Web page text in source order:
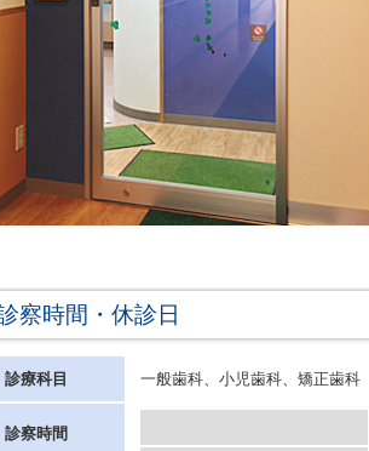
察時間・休診日
診療科目 一般歯科、小児歯科、矯正歯科
診察時間